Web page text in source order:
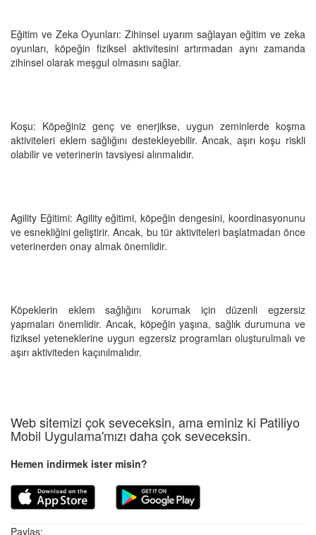
Eğitim ve Zeka Oyunları: Zihinsel uyarım sağlayan eğitim ve zeka
oyunları, köpeğin fiziksel aktivitesini artırmadan aynı zamanda
zihinsel olarak meşgul olmasını sağlar.
Koşu: Köpeğiniz genç ve enerjikse, uygun zeminlerde koşma
aktiviteleri eklem sağlığını destekleyebilir. Ancak, aşırı koşu riskli
olabilir ve veterinerin tavsiyesi alınmalıdır.
Agility Eğitimi: Agility eğitimi, köpeğin dengesini, koordinasyonunu
ve esnekliğini geliştirir. Ancak, bu tür aktiviteleri başlatmadan önce
veterinerden onay almak önemlidir.
Köpeklerin eklem sağlığını korumak için düzenli egzersiz
yapmaları önemlidir. Ancak, köpeğin yaşına, sağlık durumuna ve
fiziksel yeteneklerine uygun egzersiz programları oluşturulmalı ve
aşırı aktiviteden kaçınılmalıdır.
Web sitemizi çok seveceksin, ama eminiz ki Patiliyo
Mobil Uygulama'mızı daha çok seveceksin.
Hemen indirmek ister misin?
Paylaş: